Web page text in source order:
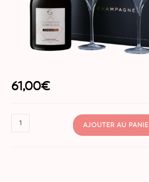
61,00€
AJOUTER AU